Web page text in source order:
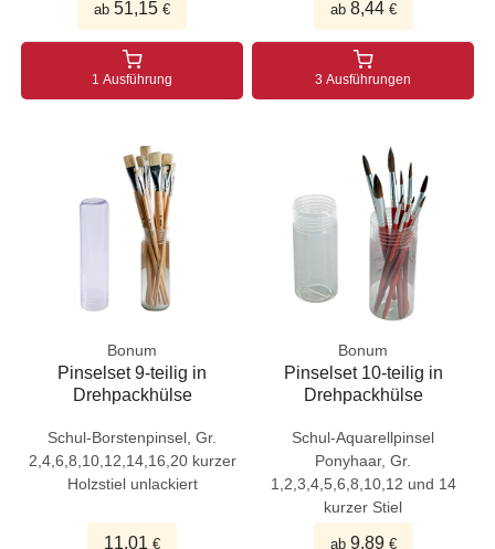
ab 51,15 €
1 Ausführung
ab 8,44€
3 Ausführungen
Bonum
Pinselset 9-teilig in
Drehpackhülse
Schul-Borstenpinsel, Gr.
2,4,6,8,10,12,14,16,20 kurzer
Holzstiel unlackiert
11,01 €
Bonum
Pinselset 10-teilig in
Drehpackhülse
Schul-Aquarellpinsel
Ponyhaar, Gr.
1,2,3,4,5,6,8,10,12 und 14
kurzer Stiel
ab 9,89€